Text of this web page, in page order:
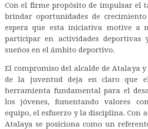
Con el firme propósito de impulsar el
brindar oportunidades de
espera que esta iniciativa motive a
participar en actividades deportivas
sueños en el ámbito deportivo.
El compromiso del alcalde de Atalaya
de la juventud deja en claro que
herramienta fundamental para el
los jóvenes, fomentando valores
equipo, el esfuerzo y la disciplina. Con
Atalaya se posiciona como un